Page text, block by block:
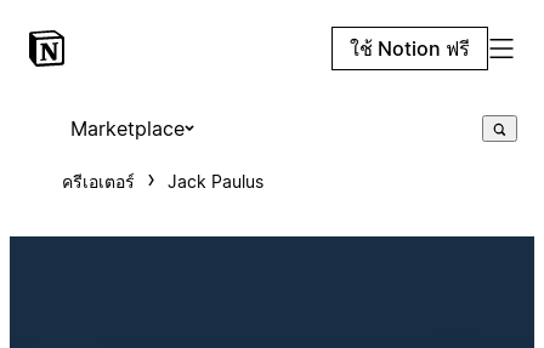
ใช้ Notion ฟรี
Marketplace
ครีเอเตอร์ Jack Paulus